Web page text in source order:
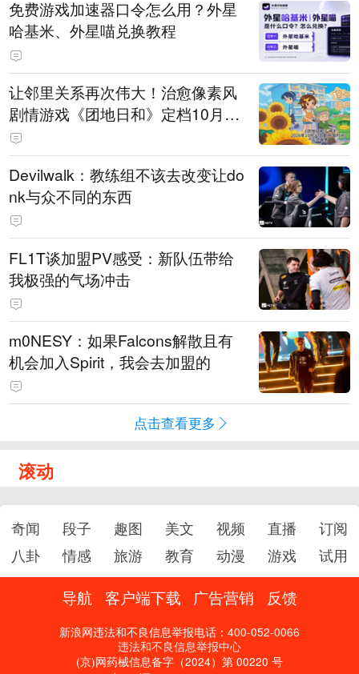
免费游戏加速器口令怎么用？外星
哈基米、外星喵兑换教程
让邻里关系再次伟大！治愈像素风
剧情游戏《团地日和》定档10月30
日发售
Devilwalk：教练组不该去改变让do
nk与众不同的东西
FL1T谈加盟PV感受：新队伍带给
我极强的气场冲击
m0NESY：如果Falcons解散且有
机会加入Spirit，我会去加盟的
点击查看更多
滚动
奇闻 段子 趣图 美文 视频 直播
订阅
八卦
情感 旅游 教育 动漫 游戏 试用
导航 客户端下载 广告营销 反馈
新浪网违法和不良信息举报电话：400-052-0066
违法和不良信息举报中心
(京)网药械信息备字（2024）第 00220 号